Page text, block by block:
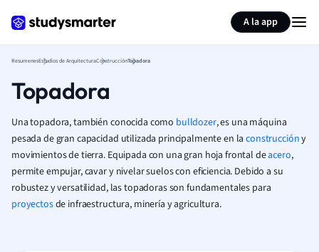
A la app
ResumenesEstudios de ArquitecturaConstrucciónTopadora
Topadora
Una topadora, también conocida como bulldozer, es una máquina
pesada de gran capacidad utilizada principalmente en laconstruccióny
movimientos de tierra. Equipada con una gran hoja frontal deacero,
permite empujar, cavar y nivelar suelos con eficiencia. Debido a su
robustez y versatilidad, las topadoras son fundamentales para
proyectosde infraestructura, minería y agricultura.
Resumir página